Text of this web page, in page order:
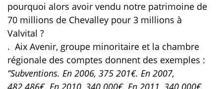
pourquoi alors avoir vendu notre patrimoine de
70 millions de Chevalley pour 3 millions à
Valvital ?
. Aix Avenir, groupe minoritaire et la chambre
régionale des comptes donnent des exemples :
‘’Subventions. En 2006, 375 201€. En 2007,